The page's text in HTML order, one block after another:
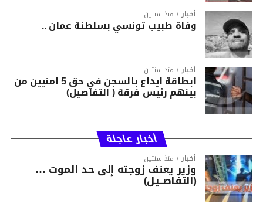
أخبار منذ سنتين
وفاة طبيب تونسي بسلطنة عمان ..
أخبار منذ سنتين
ابطاقة ايداع بالسجن في حق 5 امنيين من
بينهم رئيس فرقة ( التفاصيل)
أخبار عاجلة
أخبار منذ سنتين
وزير يعنف زوجته إلى حد الموت …
(التفاصــيل)